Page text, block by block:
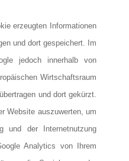
erzeugten Informationen
und dort gespeichert. Im
jedoch innerhalb von
Wirtschaftsraum
und dort gekürzt.
Website auszuwerten, um
und der Internetnutzung
Analytics von Ihrem